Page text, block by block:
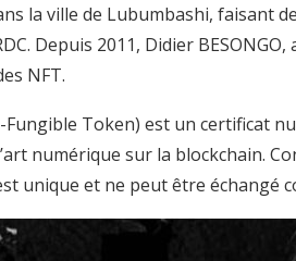
la ville de Lubumbashi, faisant
Depuis 2011, Didier
NFT.
Fungible Token) est un certificat
numérique sur la blockchain.
unique et ne peut être échangé